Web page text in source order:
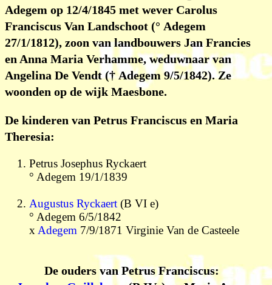
Adegem op 12/4/1845 met wever Carolus
Franciscus Van Landschoot (° Adegem
27/1/1812), zoon van landbouwers Jan Francies
en Anna Maria Verhamme, weduwnaar van
Angelina De Vendt († Adegem 9/5/1842). Ze
woonden op de wijk Maesbone.
De kinderen van Petrus Franciscus en Maria
Theresia:
Petrus Josephus Ryckaert
° Adegem 19/1/1839
Augustus Ryckaert (B VI e)
° Adegem 6/5/1842
x Adegem 7/9/1871 Virginie Van de Casteele
De ouders van Petrus Franciscus: